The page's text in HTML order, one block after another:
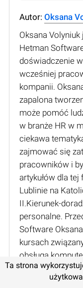
Autor: Oksana
Oksana
Hetman
doświadczenie
wcześniej
kompanii.
zapalona
może pomóć
w branże HR w
ciekawa
zajmować się
pracowników i
artykułów dla tej
Lublinie na
II.Kierunek-
personalne.
Software Oksana
kursach
obsługą
wszelkiego
pracy w firmie
Ta strona